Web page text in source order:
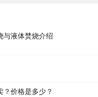
与液体焚烧介绍
？价格是多少？